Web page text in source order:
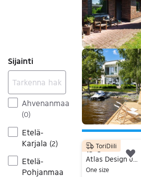
Sijainti
Ahvenanmaa
(0)
Etelä-
Karjala (2)
Etelä-
Pohjanmaa
15 €
One size
ToriDiili